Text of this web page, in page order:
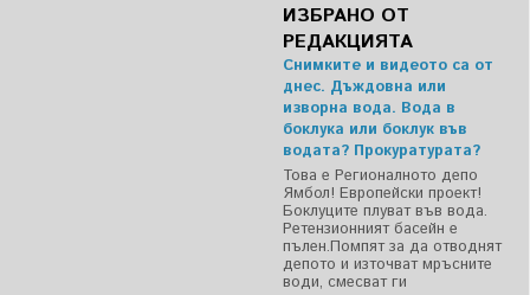
ИЗБРАНО ОТ
РЕДАКЦИЯТА
Снимките и видеото са от
днес. Дъждовна или
изворна вода. Вода в
боклука или боклук във
водата? Прокуратурата?
Това е Регионалното депо
Ямбол! Европейски проект!
Боклуците плуват във вода.
Ретензионният басейн е
пълен.Помпят за да отводнят
депото и източват мръсните
води, смесват ги